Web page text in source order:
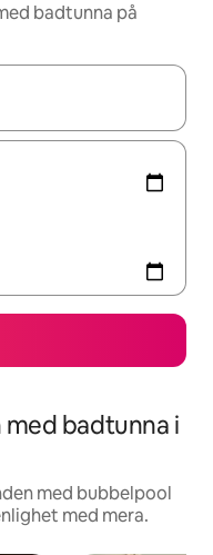
badtunna på
navigera med upp- och
badtunna i
med bubbelpool
med mera.